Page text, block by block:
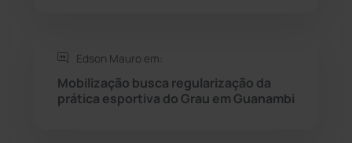
Seabra
Edson Mauro em:
Mobilização busca regularização da
prática esportiva do Grau em Guanambi